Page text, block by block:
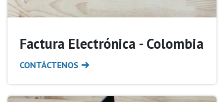
Factura Electrónica - Colombia
CONTÁCTENOS